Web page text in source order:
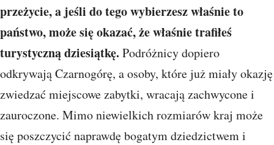
przeżycie, a jeśli do tego wybierzesz właśnie to
państwo, może się okazać, że właśnie trafiłeś
turystyczną dziesiątkę. Podróżnicy dopiero
odkrywają Czarnogórę, a osoby, które już miały okazję
zwiedzać miejscowe zabytki, wracają zachwycone i
zauroczone. Mimo niewielkich rozmiarów kraj może
się poszczycić naprawdę bogatym dziedzictwem i